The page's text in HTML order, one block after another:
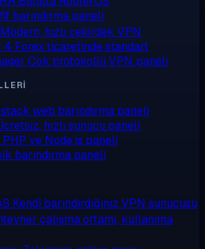
barındırma paneli
Modern, hızlı çekirdek VPN
4 Forex ticaretinde standart
Çok protokollü VPN paneli
web barındırma paneli
hızlı sunucu paneli
PHP ve Node.js paneli
barındırma paneli
Kendi barındırdığınız VPN sunucusu
çalışma ortamı, kullanıma